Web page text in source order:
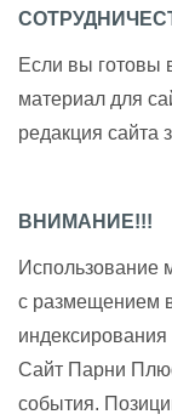
Если вы готовы
материал для
редакция сайта
ВНИМАНИЕ!!!
Использование
с размещением
Сайт Парни
события.